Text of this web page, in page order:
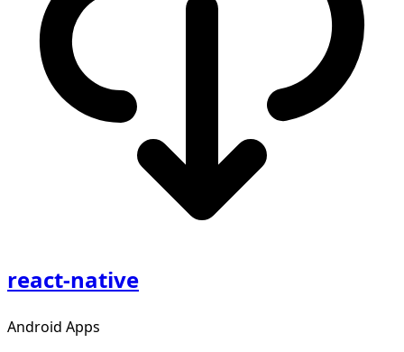
react-native
Android Apps